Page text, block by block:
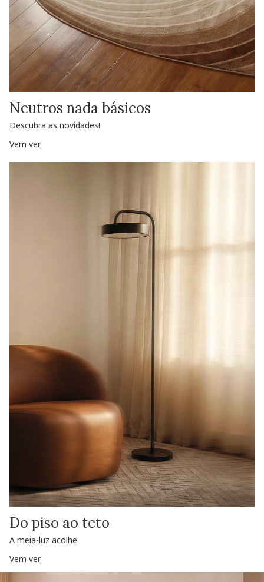
Neutros nada básicos
Descubra as novidades!
Vem ver
Do piso ao teto
A meia-luz acolhe
Vem ver